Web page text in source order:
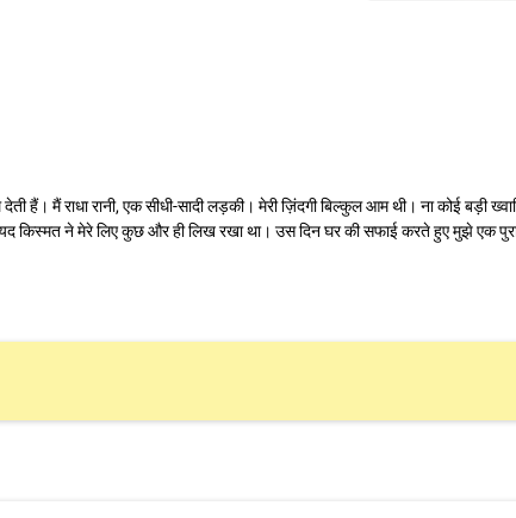
हैं। मैं राधा रानी, एक सीधी-सादी लड़की। मेरी ज़िंदगी बिल्कुल आम थी। ना कोई बड़ी
किस्मत ने मेरे लिए कुछ और ही लिख रखा था। उस दिन घर की सफाई करते हुए मुझे एक